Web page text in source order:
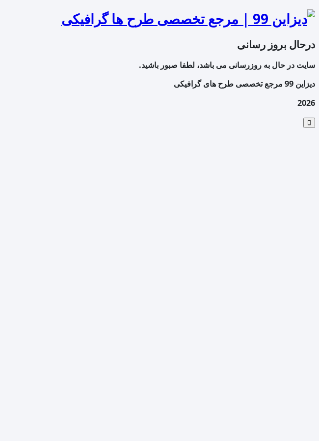
درحال بروز رسانی
سایت در حال به روزرسانی می باشد، لطفا صبور باشید.
دیزاین 99 مرجع تخصصی طرح های گرافیکی
2026